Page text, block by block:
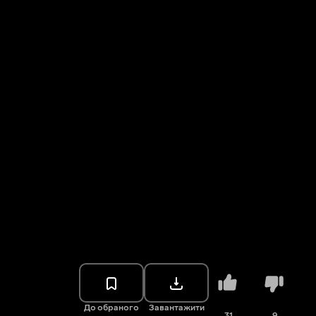
До обраного Завантажити